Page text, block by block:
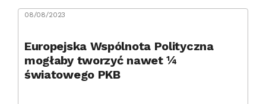
08/08/2023
Europejska Wspólnota Polityczna
mogłaby tworzyć nawet ¼
światowego PKB